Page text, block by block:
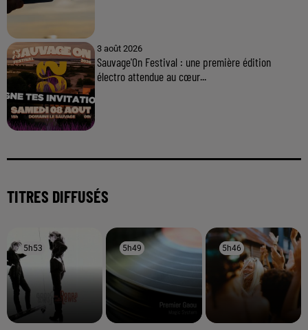
3 août 2026
Sauvage'On Festival : une première édition
électro attendue au cœur...
TITRES DIFFUSÉS
5h53
5h53 5h49
5h49 5h46
5h46